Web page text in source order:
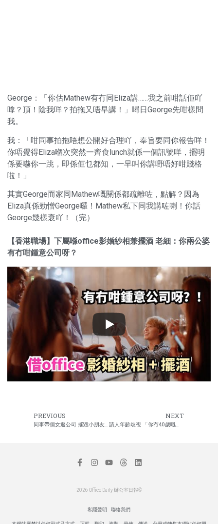
George：「你估Mathew有冇同Eliza講……我之前咁話佢吖
嗱？頂！陰我咩？拍拖又唔早講！」噚日George先咁樣問
我。
我：「咁同事拍拖唔想公開好合理吖，奉旨要同你報告咩！
你唔覺得Eliza嗰次突然一齊食lunch就係一個訊號咩，擺明
係要嚇你一跳，即係佢乜都知，一早叫你講嘢唔好咁賤格
啦！」
其實George而家同Mathew嘅關係都疏離咗，點解？因為
Eliza真係勁憎George囉！Mathew私下同我講咗喇！你話
George幾樣衰吖！（完）
【香港職場】下屬喺office影婚紗相兼擺酒 老細：你兩公婆
有冇咁鍾意公司呀？
PREVIOUS
同事帶個女返公司 摧毀小朋友嘅暑假
NEXT
請人年齡歧視 「你冇40歲嘅一日㗎」
2026 Office Daily 辦公室日報©
私隱聲明 聯絡我們